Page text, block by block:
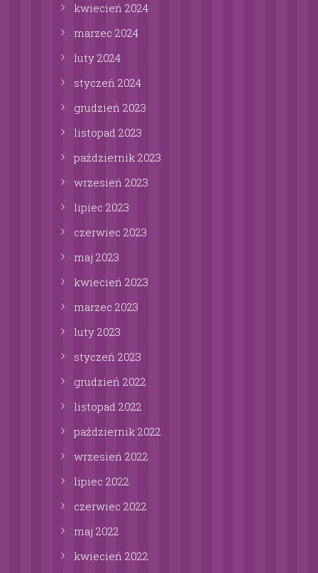
kwiecień 2024
marzec 2024
luty 2024
styczeń 2024
grudzień 2023
listopad 2023
październik 2023
wrzesień 2023
lipiec 2023
czerwiec 2023
maj 2023
kwiecień 2023
marzec 2023
luty 2023
styczeń 2023
grudzień 2022
listopad 2022
październik 2022
wrzesień 2022
lipiec 2022
czerwiec 2022
maj 2022
kwiecień 2022